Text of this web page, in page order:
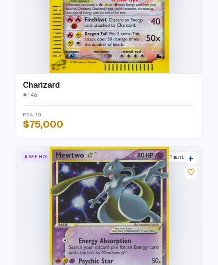
Charizard
#146
PSA 10
$75,000
RARE HOLO STAR Holon Phantoms
+
♡